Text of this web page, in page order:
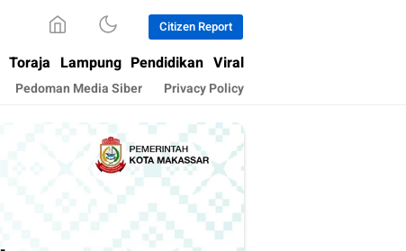
Citizen Report
Toraja Lampung Pendidikan Viral
Pedoman Media Siber Privacy Policy